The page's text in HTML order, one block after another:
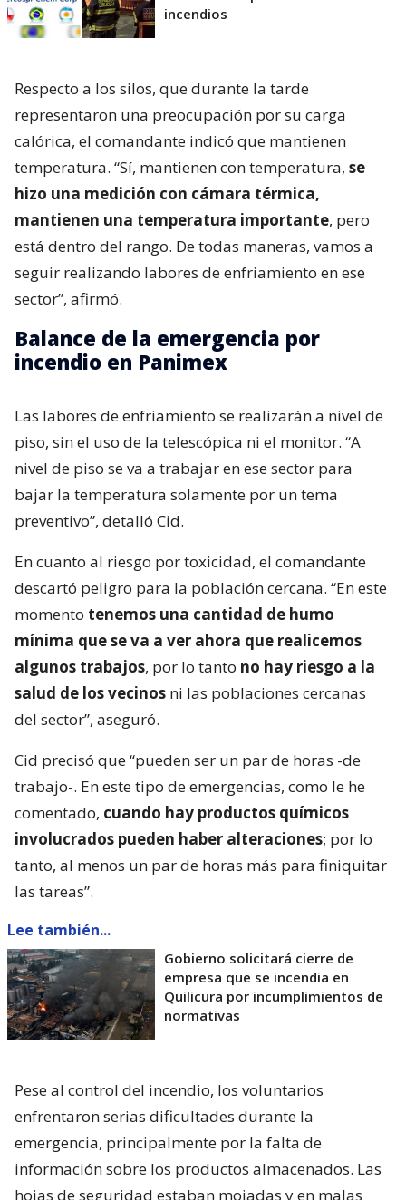
incendios
Respecto a los silos, que durante la tarde
representaron una preocupación por su carga
calórica, el comandante indicó que mantienen
temperatura. “Sí, mantienen con temperatura, se
hizo una medición con cámara térmica,
mantienen una temperatura importante, pero
está dentro del rango. De todas maneras, vamos a
seguir realizando labores de enfriamiento en ese
sector”, afirmó.
Balance de la emergencia por
incendio en Panimex
Las labores de enfriamiento se realizarán a nivel de
piso, sin el uso de la telescópica ni el monitor. “A
nivel de piso se va a trabajar en ese sector para
bajar la temperatura solamente por un tema
preventivo”, detalló Cid.
En cuanto al riesgo por toxicidad, el comandante
descartó peligro para la población cercana. “En este
momento tenemos una cantidad de humo
mínima que se va a ver ahora que realicemos
algunos trabajos, por lo tanto no hay riesgo a la
salud de los vecinos ni las poblaciones cercanas
del sector”, aseguró.
Cid precisó que “pueden ser un par de horas -de
trabajo-. En este tipo de emergencias, como le he
comentado, cuando hay productos químicos
involucrados pueden haber alteraciones; por lo
tanto, al menos un par de horas más para finiquitar
las tareas”.
Lee también...
Gobierno solicitará cierre de
empresa que se incendia en
Quilicura por incumplimientos de
normativas
Pese al control del incendio, los voluntarios
enfrentaron serias dificultades durante la
emergencia, principalmente por la falta de
información sobre los productos almacenados. Las
hojas de seguridad estaban mojadas y en malas